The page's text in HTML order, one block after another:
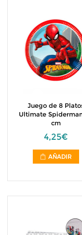
Juego de 8
Ultimate
cm
4,25€
AÑADIR